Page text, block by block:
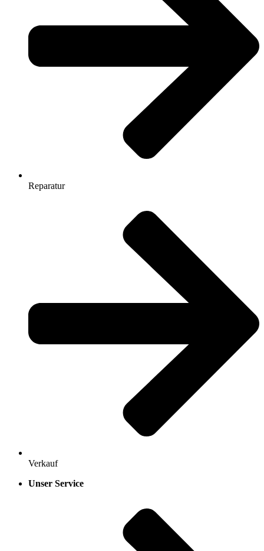
Reparatur
Verkauf
Unser Service